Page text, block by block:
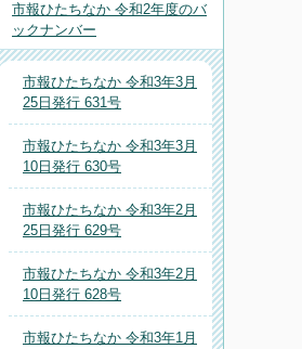
市報ひたちなか 令和2年度のバ
ックナンバー
市報ひたちなか 令和3年3月
25日発行 631号
市報ひたちなか 令和3年3月
10日発行 630号
市報ひたちなか 令和3年2月
25日発行 629号
市報ひたちなか 令和3年2月
10日発行 628号
市報ひたちなか 令和3年1月